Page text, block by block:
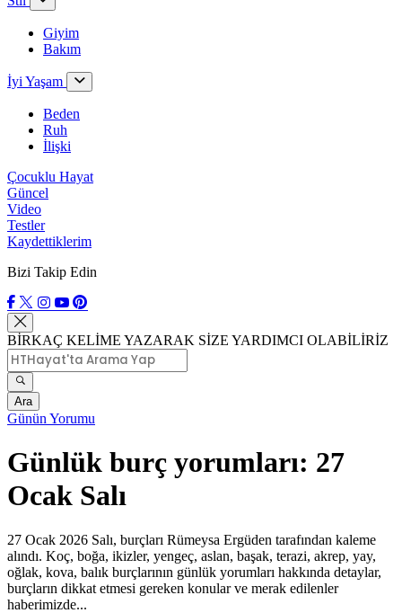
Giyim
Bakım
İyi Yaşam
Beden
Ruh
İlişki
Çocuklu Hayat
Güncel
Video
Testler
Kaydettiklerim
Bizi Takip Edin
BİRKAÇ KELİME YAZARAK SİZE YARDIMCI OLABİLİRİZ
Ara
Günün Yorumu
Günlük burç yorumları: 27
Ocak Salı
27 Ocak 2026 Salı, burçları Rümeysa Ergüden tarafından kaleme
alındı. Koç, boğa, ikizler, yengeç, aslan, başak, terazi, akrep, yay,
oğlak, kova, balık burçlarının günlük yorumları hakkında detaylar,
burçların dikkat etmesi gereken konular ve merak edilenler
haberimizde...